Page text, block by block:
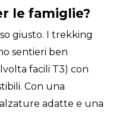
le famiglie?
giusto. I trekking
sentieri ben
facili T3) con
Con una
adatte e una